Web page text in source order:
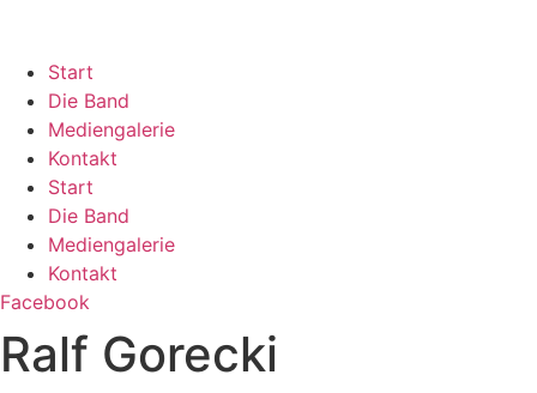
springen
Start
Die Band
Mediengalerie
Kontakt
Start
Die Band
Mediengalerie
Kontakt
Facebook
Ralf Gorecki